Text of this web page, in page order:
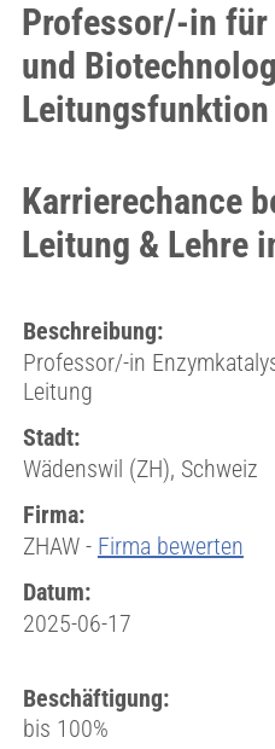
Professor/-in für
und
Leitungsfunktion
Karrierechance
Leitung & Lehre
Beschreibung:
Professor/-in
Leitung
Stadt:
Wädenswil (ZH), Schweiz
Firma:
ZHAW - Firma bewerten
Datum:
2025-06-17
Beschäftigung:
bis 100%